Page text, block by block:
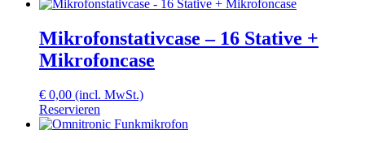
Mikrofonstativcase – 16 Stative +
Mikrofoncase
€ 0,00 (incl. MwSt.)
Reservieren